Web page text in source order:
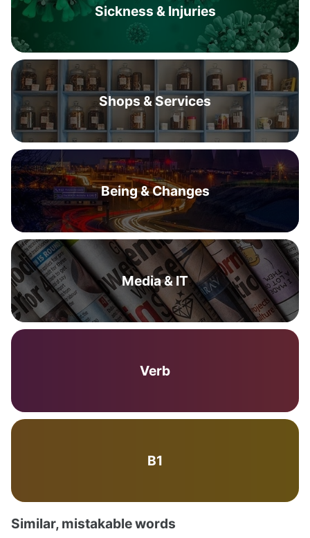
Sickness & Injuries
Shops & Services
Being & Changes
Media & IT
Verb
B1
Similar, mistakable words